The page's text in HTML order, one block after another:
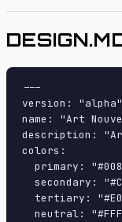
---
version: "alpha"
name: "Art
description:
colors:
primary:
secondary:
tertiary:
neutral: